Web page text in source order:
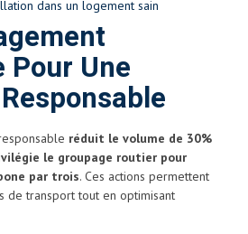
dans un logement sain
Pour Une
réduit le volume de 30%
le groupage routier pour
par trois. Ces actions permettent
de transport tout en optimisant